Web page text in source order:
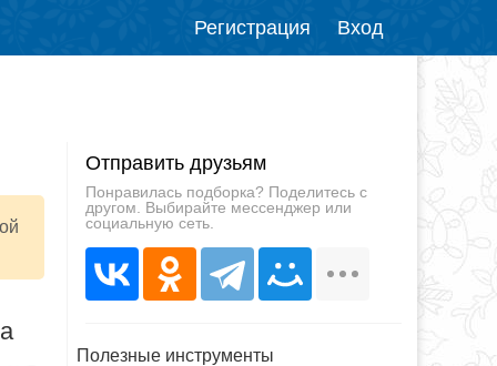
Регистрация Вход
Отправить друзьям
Понравилась подборка? Поделитесь с
другом. Выбирайте мессенджер или
социальную сеть.
Полезные инструменты